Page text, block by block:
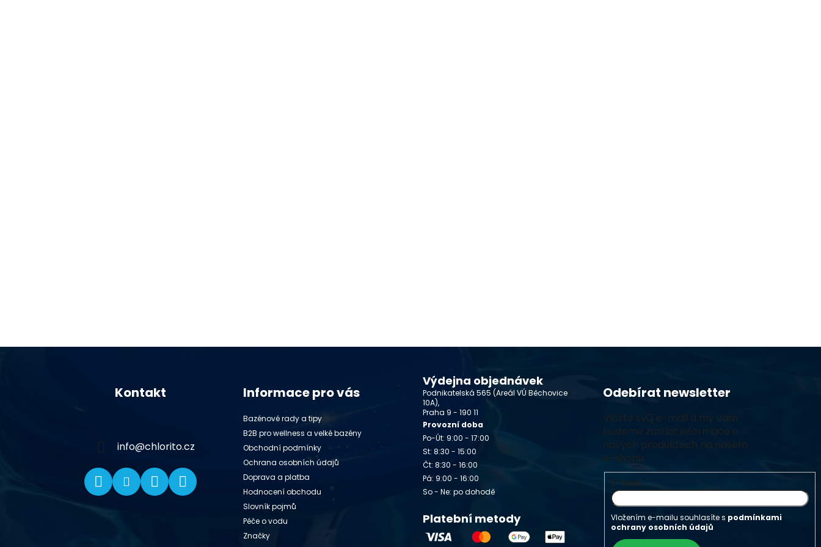
Kontakt
info@chlorito.cz
Informace pro vás
Bazénové rady a tipy
B2B pro wellness a velké bazény
Obchodní podmínky
Ochrana osobních údajů
Doprava a platba
Hodnocení obchodu
Slovník pojmů
Péče o vodu
Značky
Výdejna objednávek
Podnikatelská 565 (Areál VÚ Běchovice
10A),
Praha 9 - 190 11
Provozní doba
Po-Út: 9:00 - 17:00
St: 8:30 - 15:00
Čt: 8:30 - 16:00
Pá: 9:00 - 16:00
So - Ne: po dohodě
Platební metody
Odebírat newsletter
Vložte svůj e-mail a my vám
budeme zasílat informace o
nových produktech na našem
e-shopu.
E-mail
Vložením e-mailu souhlasíte s podmínkami
ochrany osobních údajů